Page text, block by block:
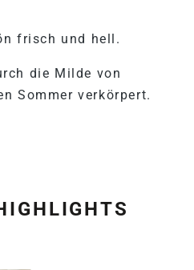
frisch und hell.
die Milde von
Sommer verkörpert.